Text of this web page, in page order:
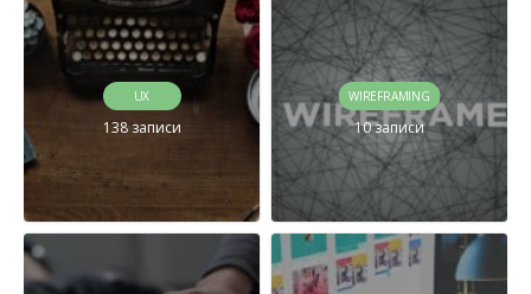
UX
138 записи
WIREFRAMING
10 записи